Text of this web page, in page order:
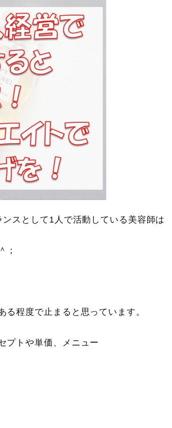
スとして1人で活動している美容師は
；
程度で止まると思っています。
プトや単価、メニュー